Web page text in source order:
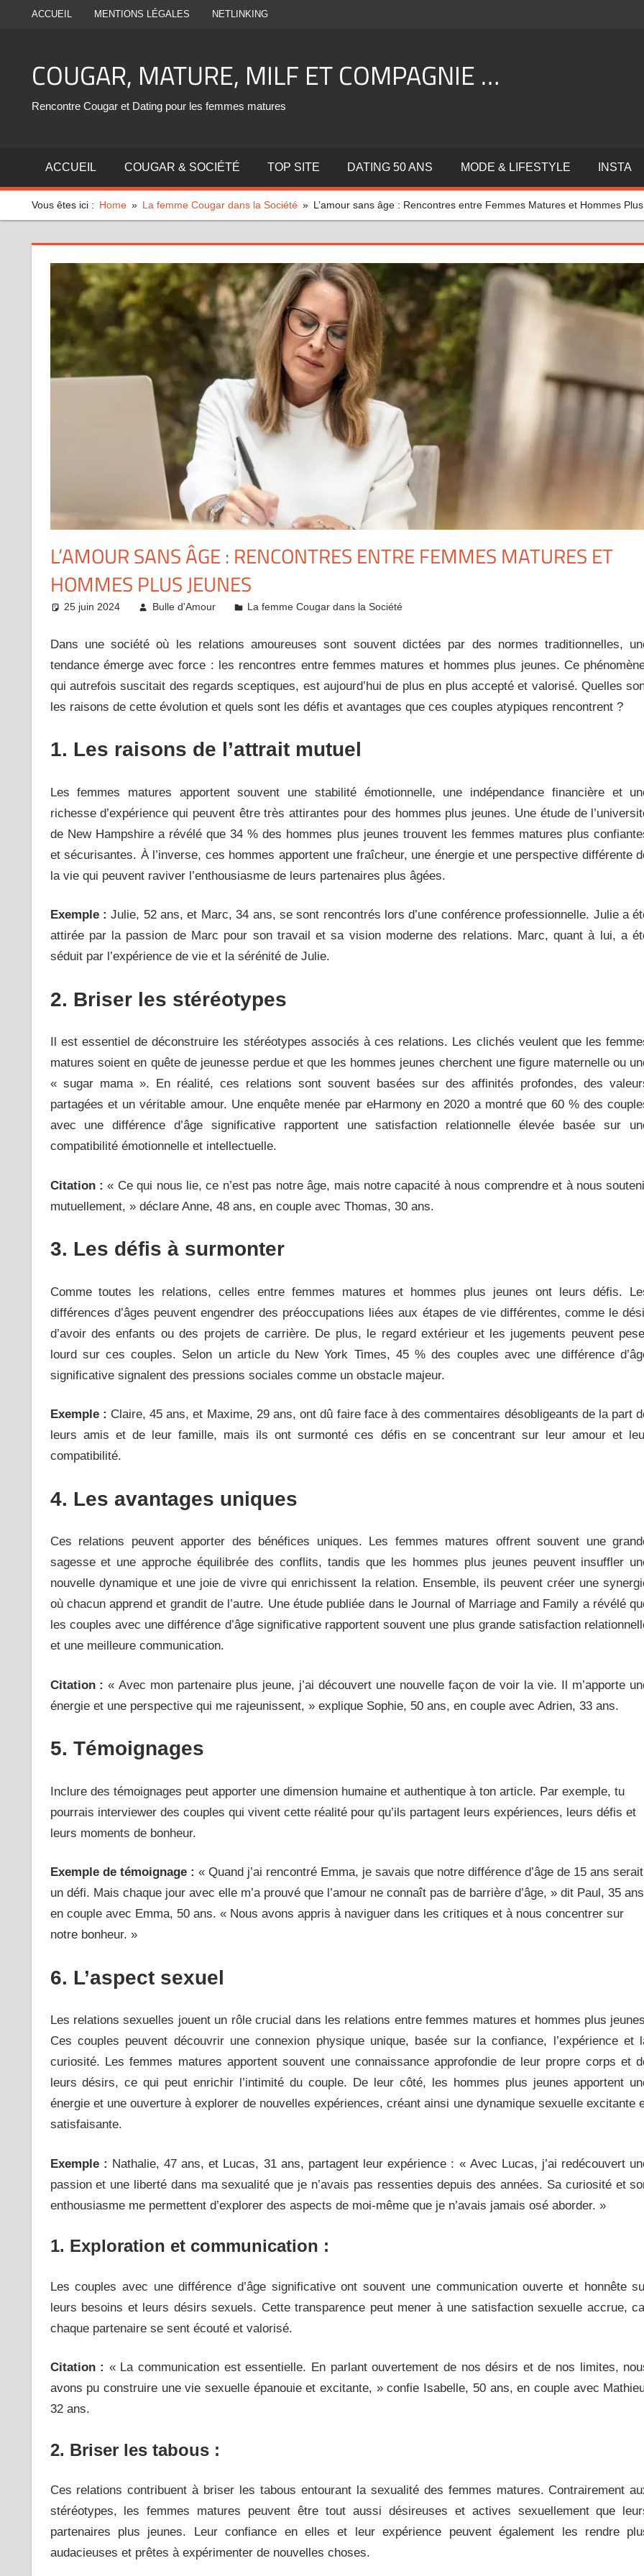
ACCUEIL MENTIONS LÉGALES NETLINKING
COUGAR, MATURE, MILF ET COMPAGNIE …
Rencontre Cougar et Dating pour les femmes matures
ACCUEIL COUGAR & SOCIÉTÉ TOP SITE DATING 50 ANS MODE & LIFESTYLE INSTA
Vous êtes ici : Home La femme Cougar dans la Société L’amour sans âge : Rencontres entre Femmes Matures et Hommes
L’AMOUR SANS ÂGE : RENCONTRES ENTRE FEMMES MATURES ET
HOMMES PLUS JEUNES
25 juin 2024 Bulle d'Amour La femme Cougar dans la Société
Dans une société où les relations amoureuses sont souvent dictées par des normes traditionnelles,
tendance émerge avec force : les rencontres entre femmes matures et hommes plus jeunes. Ce
qui autrefois suscitait des regards sceptiques, est aujourd’hui de plus en plus accepté et valorisé. Quelles
les raisons de cette évolution et quels sont les défis et avantages que ces couples atypiques rencontrent ?
1. Les raisons de l’attrait mutuel
Les femmes matures apportent souvent une stabilité émotionnelle, une indépendance financière et
richesse d’expérience qui peuvent être très attirantes pour des hommes plus jeunes. Une étude de
de New Hampshire a révélé que 34 % des hommes plus jeunes trouvent les femmes matures plus
et sécurisantes. À l’inverse, ces hommes apportent une fraîcheur, une énergie et une perspective différente
la vie qui peuvent raviver l’enthousiasme de leurs partenaires plus âgées.
Exemple : Julie, 52 ans, et Marc, 34 ans, se sont rencontrés lors d’une conférence professionnelle. Julie a
attirée par la passion de Marc pour son travail et sa vision moderne des relations. Marc, quant à lui, a
séduit par l’expérience de vie et la sérénité de Julie.
2. Briser les stéréotypes
Il est essentiel de déconstruire les stéréotypes associés à ces relations. Les clichés veulent que les
matures soient en quête de jeunesse perdue et que les hommes jeunes cherchent une figure maternelle ou
« sugar mama ». En réalité, ces relations sont souvent basées sur des affinités profondes, des
partagées et un véritable amour. Une enquête menée par eHarmony en 2020 a montré que 60 % des
avec une différence d’âge significative rapportent une satisfaction relationnelle élevée basée sur
compatibilité émotionnelle et intellectuelle.
Citation : « Ce qui nous lie, ce n’est pas notre âge, mais notre capacité à nous comprendre et à nous
mutuellement, » déclare Anne, 48 ans, en couple avec Thomas, 30 ans.
3. Les défis àsurmonter
Comme toutes les relations, celles entre femmes matures et hommes plus jeunes ont leurs défis.
différences d’âges peuvent engendrer des préoccupations liées aux étapes de vie différentes, comme le
d’avoir des enfants ou des projets de carrière. De plus, le regard extérieur et les jugements peuvent
lourd sur ces couples. Selon un article du New York Times, 45 % des couples avec une différence
significative signalent des pressions sociales comme un obstacle majeur.
Exemple : Claire, 45 ans, et Maxime, 29 ans, ont dû faire face à des commentaires désobligeants de la part
leurs amis et de leur famille, mais ils ont surmonté ces défis en se concentrant sur leur amour et
compatibilité.
4. Les avantages uniques
Ces relations peuvent apporter des bénéfices uniques. Les femmes matures offrent souvent une
sagesse et une approche équilibrée des conflits, tandis que les hommes plus jeunes peuvent insuffler
nouvelle dynamique et une joie de vivre qui enrichissent la relation. Ensemble, ils peuvent créer une
où chacun apprend et grandit de l’autre. Une étude publiée dans le Journal of Marriage and Family a révélé
les couples avec une différence d’âge significative rapportent souvent une plus grande satisfaction
et une meilleure communication.
Citation : « Avec mon partenaire plus jeune, j’ai découvert une nouvelle façon de voir la vie. Il m’apporte
énergie et une perspective qui me rajeunissent, » explique Sophie, 50 ans, en couple avec Adrien, 33 ans.
5. Témoignages
Inclure des témoignages peut apporter une dimension humaine et authentique à ton article. Par exemple, tu
pourrais interviewer des couples qui vivent cette réalité pour qu’ils partagent leurs expériences, leurs défis et
leurs moments de bonheur.
Exemple de témoignage : « Quand j’ai rencontré Emma, je savais que notre différence d’âge de 15 ans serait
un défi. Mais chaque jour avec elle m’a prouvé que l’amour ne connaît pas de barrière d’âge, » dit Paul, 35
en couple avec Emma, 50 ans. « Nous avons appris à naviguer dans les critiques et à nous concentrer sur
notre bonheur. »
6. L’aspect sexuel
Les relations sexuelles jouent un rôle crucial dans les relations entre femmes matures et hommes plus
Ces couples peuvent découvrir une connexion physique unique, basée sur la confiance, l’expérience et
curiosité. Les femmes matures apportent souvent une connaissance approfondie de leur propre corps et
leurs désirs, ce qui peut enrichir l’intimité du couple. De leur côté, les hommes plus jeunes apportent
énergie et une ouverture à explorer de nouvelles expériences, créant ainsi une dynamique sexuelle excitante
satisfaisante.
Exemple : Nathalie, 47 ans, et Lucas, 31 ans, partagent leur expérience : « Avec Lucas, j’ai redécouvert
passion et une liberté dans ma sexualité que je n’avais pas ressenties depuis des années. Sa curiosité et
enthousiasme me permettent d’explorer des aspects de moi-même que je n’avais jamais osé aborder. »
1. Exploration et communication :
Les couples avec une différence d’âge significative ont souvent une communication ouverte et honnête
leurs besoins et leurs désirs sexuels. Cette transparence peut mener à une satisfaction sexuelle accrue,
chaque partenaire se sent écouté et valorisé.
Citation : « La communication est essentielle. En parlant ouvertement de nos désirs et de nos limites,
avons pu construire une vie sexuelle épanouie et excitante, » confie Isabelle, 50 ans, en couple avec
32 ans.
2. Briser les tabous :
Ces relations contribuent à briser les tabous entourant la sexualité des femmes matures. Contrairement
stéréotypes, les femmes matures peuvent être tout aussi désireuses et actives sexuellement que
partenaires plus jeunes. Leur confiance en elles et leur expérience peuvent également les rendre
audacieuses et prêtes à expérimenter de nouvelles choses.